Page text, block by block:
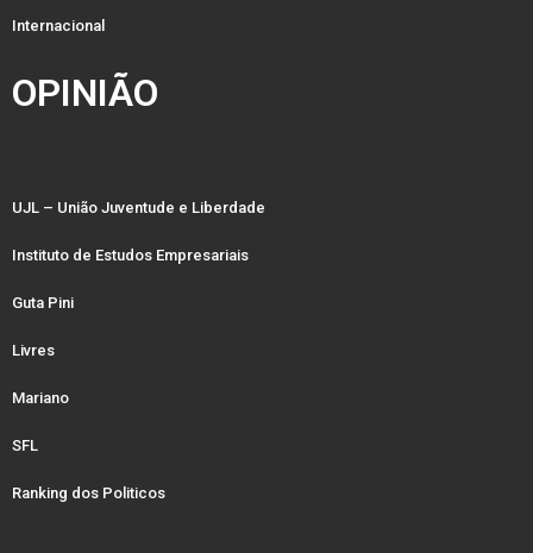
Internacional
OPINIÃO
UJL – União Juventude e Liberdade
Instituto de Estudos Empresariais
Guta Pini
Livres
Mariano
SFL
Ranking dos Politicos